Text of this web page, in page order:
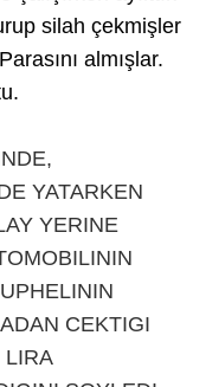
silah çekmişler
almışlar.